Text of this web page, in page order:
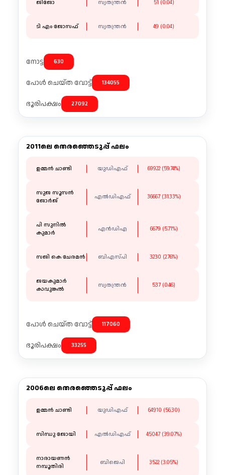
ജിജോ സ്വതന്ത്രന്‍ 51 (0.04)
ടി എം ജോസഫ് സ്വതന്ത്രന്‍ 49 (0.04)
നോട്ട 630
പോൾ ചെയ്ത വോട്ട് 134055
ഭൂരിപക്ഷം 27092
2011ലെ തെരഞ്ഞെടുപ്പ് ഫലം
ഉമ്മൻ ചാണ്ടി യുഡിഎഫ് 69922 (59.74%)
സുജ സൂസൻ
ജോർജ്
എൽഡിഎഫ് 36667 (31.33%)
പി സുനിൽ
കുമാർ
എൻഡിഎ 6679 (5.71%)
സജി കെ ചേരമൻ ബിഎസ്പി 3230 (2.76%)
ജയകുമാർ
കാവുങ്കൽ
സ്വതന്ത്രന്‍ 537 (0.46)
പോൾ ചെയ്ത വോട്ട് 117060
ഭൂരിപക്ഷം 33255
2006ലെ തെരഞ്ഞെടുപ്പ് ഫലം
ഉമ്മൻ ചാണ്ടി യുഡിഎഫ് 64910 (56.30)
സിന്ധു ജോയി എൽഡിഎഫ് 45047 (39.07%)
നാരായണൻ
നമ്പൂതിരി
ബിജെപി 3522 (3.05%)